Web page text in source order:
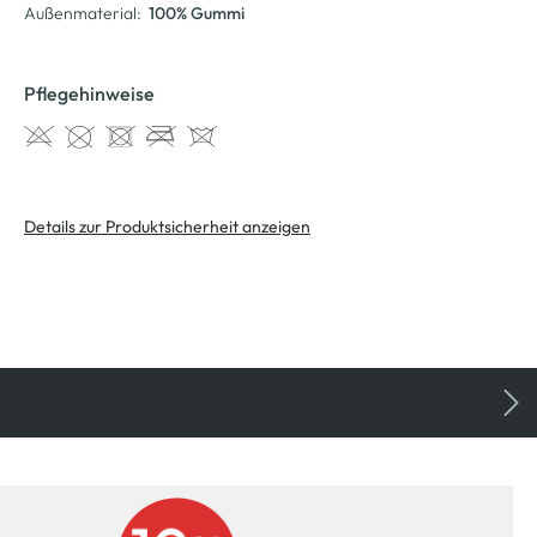
Außenmaterial: 100% Gummi
Pflegehinweise
Details zur Produktsicherheit anzeigen